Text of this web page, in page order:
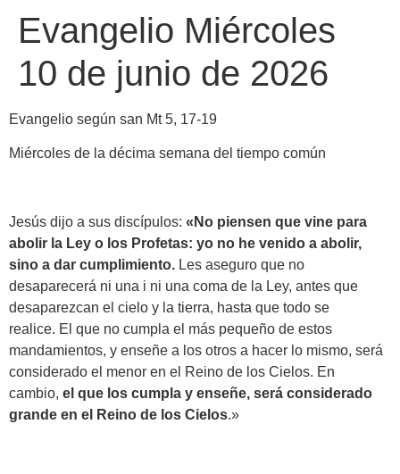
Evangelio Miércoles
10 de junio de 2026
Evangelio según san Mt 5, 17-19
Miércoles de la décima semana del tiempo común
Jesús dijo a sus discípulos: «No piensen que vine para
abolir la Ley o los Profetas: yo no he venido a abolir,
sino a dar cumplimiento. Les aseguro que no
desaparecerá ni una i ni una coma de la Ley, antes que
desaparezcan el cielo y la tierra, hasta que todo se
realice. El que no cumpla el más pequeño de estos
mandamientos, y enseñe a los otros a hacer lo mismo, será
considerado el menor en el Reino de los Cielos. En
cambio, el que los cumpla y enseñe, será considerado
grande en el Reino de los Cielos.»